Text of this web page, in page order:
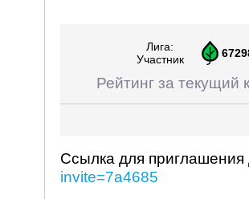
Лига:
Участник
Рейтинг за текущий
Ссылка для приглашения
invite=7a4685